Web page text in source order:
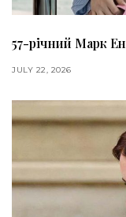
57-річний Марк
JULY 22, 2026